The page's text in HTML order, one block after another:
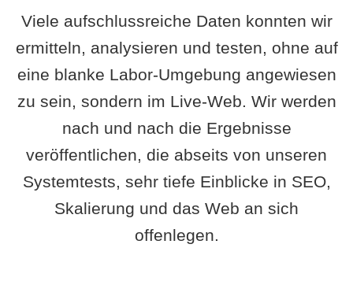
Viele aufschlussreiche Daten konnten wir
ermitteln, analysieren und testen, ohne auf
eine blanke Labor-Umgebung angewiesen
zu sein, sondern im Live-Web. Wir werden
nach und nach die Ergebnisse
veröffentlichen, die abseits von unseren
Systemtests, sehr tiefe Einblicke in SEO,
Skalierung und das Web an sich
offenlegen.